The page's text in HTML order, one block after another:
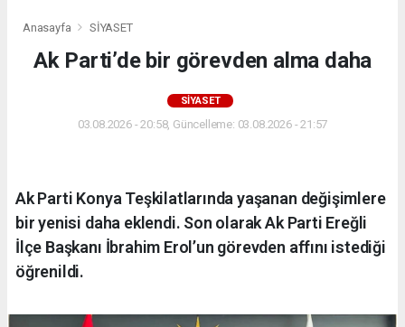
Anasayfa SİYASET
Ak Parti’de bir görevden alma daha
SİYASET
03.08.2026 - 20:58, Güncelleme: 03.08.2026 - 21:57
Ak Parti Konya Teşkilatlarında yaşanan değişimlere
bir yenisi daha eklendi. Son olarak Ak Parti Ereğli
İlçe Başkanı İbrahim Erol’un görevden affını istediği
öğrenildi.